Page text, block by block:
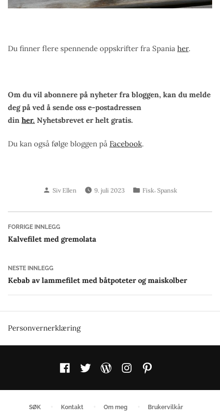
Du finner flere spennende oppskrifter fra Spania her.
Om du vil abonnere på nyheter fra bloggen, kan du melde
deg på ved å sende oss e-postadressen
din her. Nyhetsbrevet er helt gratis.
Du kan også følge bloggen på Facebook.
Skrevet
Siv Ellen 9. juli 2023
Publisert
Fisk, Spansk
Innleggsnavigasjon
FORRIGE INNLEGGForrige
innlegg:
Kalvefilet med gremolata
NESTE INNLEGGNeste
innlegg:
Kebab av lammefilet med båtpoteter og maiskolber
Personvernerklæring
FacebookTwitter WordPressInstagramPinterest
SØK Kontakt Om meg Brukervilkår